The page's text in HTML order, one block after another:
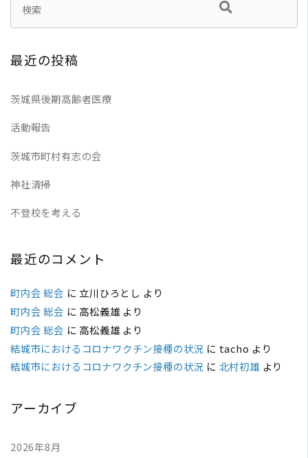
最近の投稿
茨城県後期高齢者医療
活動報告
茨城市町村有志の会
神社清掃
不登校を考える
最近のコメント
町内会 総会 に 立川ひろとし より
町内会 総会 に 高松義雄より
町内会 総会 に 高松義雄より
結城市におけるコロナワクチン接種の状況 に tacho より
結城市におけるコロナワクチン接種の状況 に 北村初雄より
アーカイブ
2026年8月